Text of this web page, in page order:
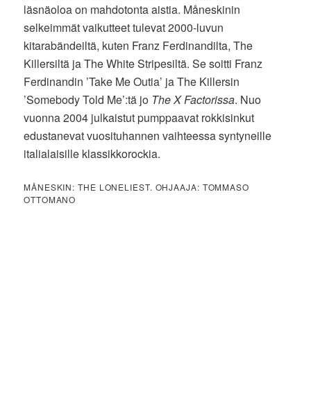
läsnäoloa on mahdotonta aistia. Måneskinin
selkeimmät vaikutteet tulevat 2000-luvun
kitarabändeiltä, kuten Franz Ferdinandilta, The
Killersiltä ja The White Stripesiltä. Se soitti Franz
Ferdinandin ’Take Me Outia’ ja The Killersin
’Somebody Told Me’:tä jo The X Factorissa. Nuo
vuonna 2004 julkaistut pumppaavat rokkisinkut
edustanevat vuosituhannen vaihteessa syntyneille
italialaisille klassikkorockia.
MÅNESKIN: THE LONELIEST. OHJAAJA: TOMMASO
OTTOMANO